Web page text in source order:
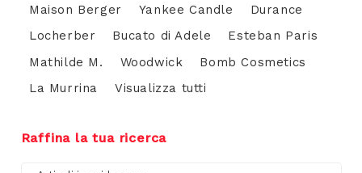
Maison Berger Yankee Candle
Durance
Locherber
Bucato di Adele
Esteban Paris
Mathilde M.
Woodwick
Bomb Cosmetics
La Murrina
Visualizza tutti
Raffina la tua ricerca